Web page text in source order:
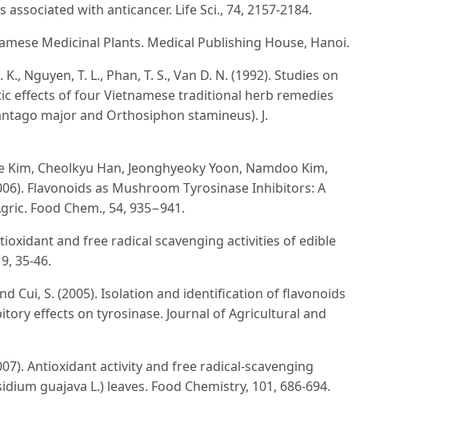
with anticancer. Life Sci., 74, 2157-2184.
Medicinal Plants. Medical Publishing House, Hanoi.
Nguyen, T. L., Phan, T. S., Van D. N. (1992). Studies on
effects of four Vietnamese traditional herb remedies
major and Orthosiphon stamineus). J.
Kim, Cheolkyu Han, Jeonghyeoky Yoon, Namdoo Kim,
Flavonoids as Mushroom Tyrosinase Inhibitors: A
Food Chem., 54, 935−941.
and free radical scavenging activities of edible
35-46.
and Cui, S. (2005). Isolation and identification of flavonoids
effects on tyrosinase. Journal of Agricultural and
Antioxidant activity and free radical-scavenging
guajava L.) leaves. Food Chemistry, 101, 686-694.